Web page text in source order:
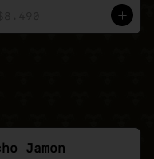
Jamon